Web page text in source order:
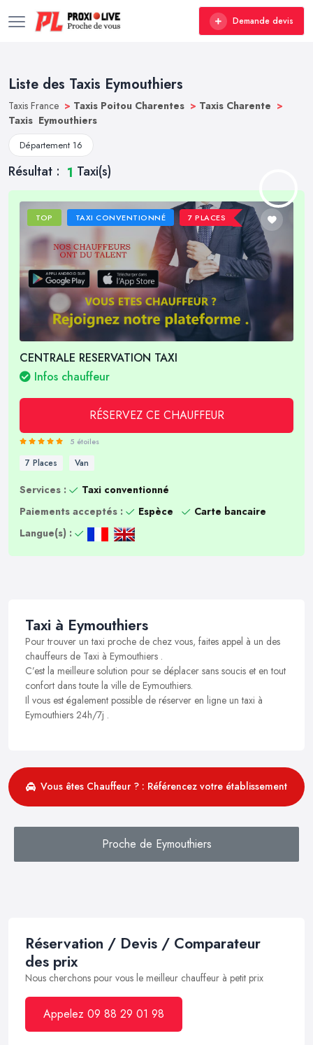
Demande devis
Liste des Taxis Eymouthiers
Taxis France > Taxis Poitou Charentes > Taxis Charente >
Taxis Eymouthiers
Département 16
Résultat : 1 Taxi(s)
TOP TAXI CONVENTIONNÉ 7 PLACES
CENTRALE RESERVATION TAXI
Infos chauffeur
RÉSERVEZ CE CHAUFFEUR
5 étoiles
7 Places Van
Services :
Taxi conventionné
Paiements acceptés :
Espèce
Carte bancaire
Langue(s) :
Taxi à Eymouthiers
Pour trouver un taxi proche de chez vous, faites appel à un des
chauffeurs de Taxi à Eymouthiers .
C’est la meilleure solution pour se déplacer sans soucis et en tout
confort dans toute la ville de Eymouthiers.
Il vous est également possible de réserver en ligne un taxi à
Eymouthiers 24h/7j .
Vous êtes Chauffeur ? : Référencez votre établissement
Proche de Eymouthiers
Réservation / Devis / Comparateur
des prix
Nous cherchons pour vous le meilleur chauffeur à petit prix
Appelez 09 88 29 01 98